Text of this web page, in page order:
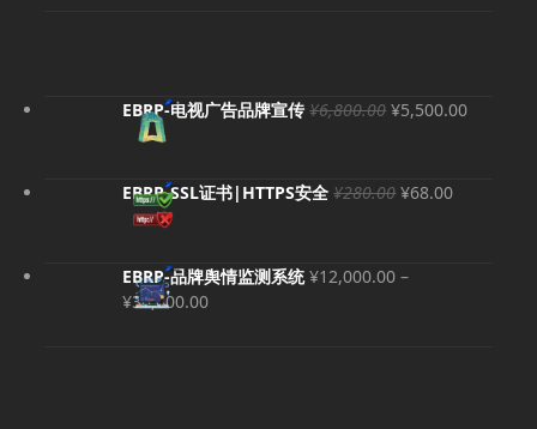
EBRP-电视广告品牌宣传 ¥6,800.00 原
¥6,800.00。
¥5,500.00当
EBRP-SSL证书|HTTPS安全 ¥280.00 原
¥68.00当
EBRP-品牌舆情监测系统 ¥12,000.00 –
¥36,000.00价